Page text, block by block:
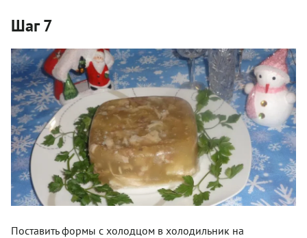
Шаг 7
Поставить формы с холодцом в холодильник на